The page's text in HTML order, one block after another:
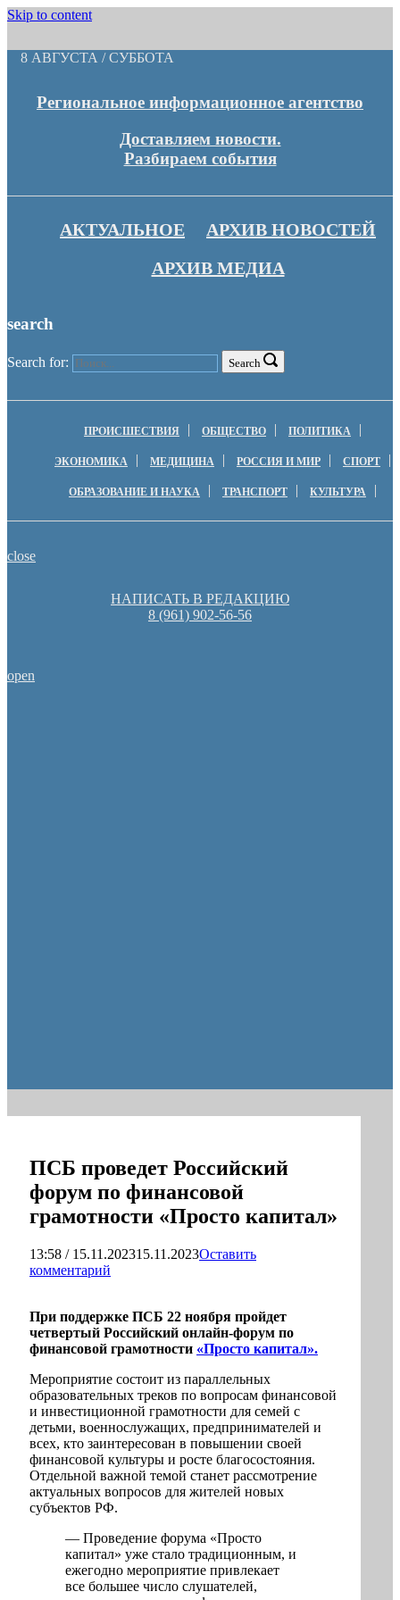
Skip to content
8 АВГУСТА / СУББОТА
Региональное информационное агентство
Доставляем новости.
Разбираем события
АКТУАЛЬНОЕ
АРХИВ НОВОСТЕЙ
АРХИВ МЕДИА
search
Search for: Search
ПРОИСШЕСТВИЯ ОБЩЕСТВО ПОЛИТИКА
ЭКОНОМИКА МЕДИЦИНА РОССИЯ И МИР СПОРТ
ОБРАЗОВАНИЕ И НАУКА ТРАНСПОРТ КУЛЬТУРА
close
НАПИСАТЬ В РЕДАКЦИЮ
8 (961) 902-56-56
open
ПСБ проведет Российский
форум по финансовой
грамотности «Просто капитал»
13:58 / 15.11.202315.11.2023Оставить
комментарий
При поддержке ПСБ 22 ноября пройдет
четвертый Российский онлайн-форум по
финансовой грамотности «Просто капитал».
Мероприятие состоит из параллельных
образовательных треков по вопросам финансовой
и инвестиционной грамотности для семей с
детьми, военнослужащих, предпринимателей и
всех, кто заинтересован в повышении своей
финансовой культуры и росте благосостояния.
Отдельной важной темой станет рассмотрение
актуальных вопросов для жителей новых
субъектов РФ.
— Проведение форума «Просто
капитал» уже стало традиционным, и
ежегодно мероприятие привлекает
все большее число слушателей,